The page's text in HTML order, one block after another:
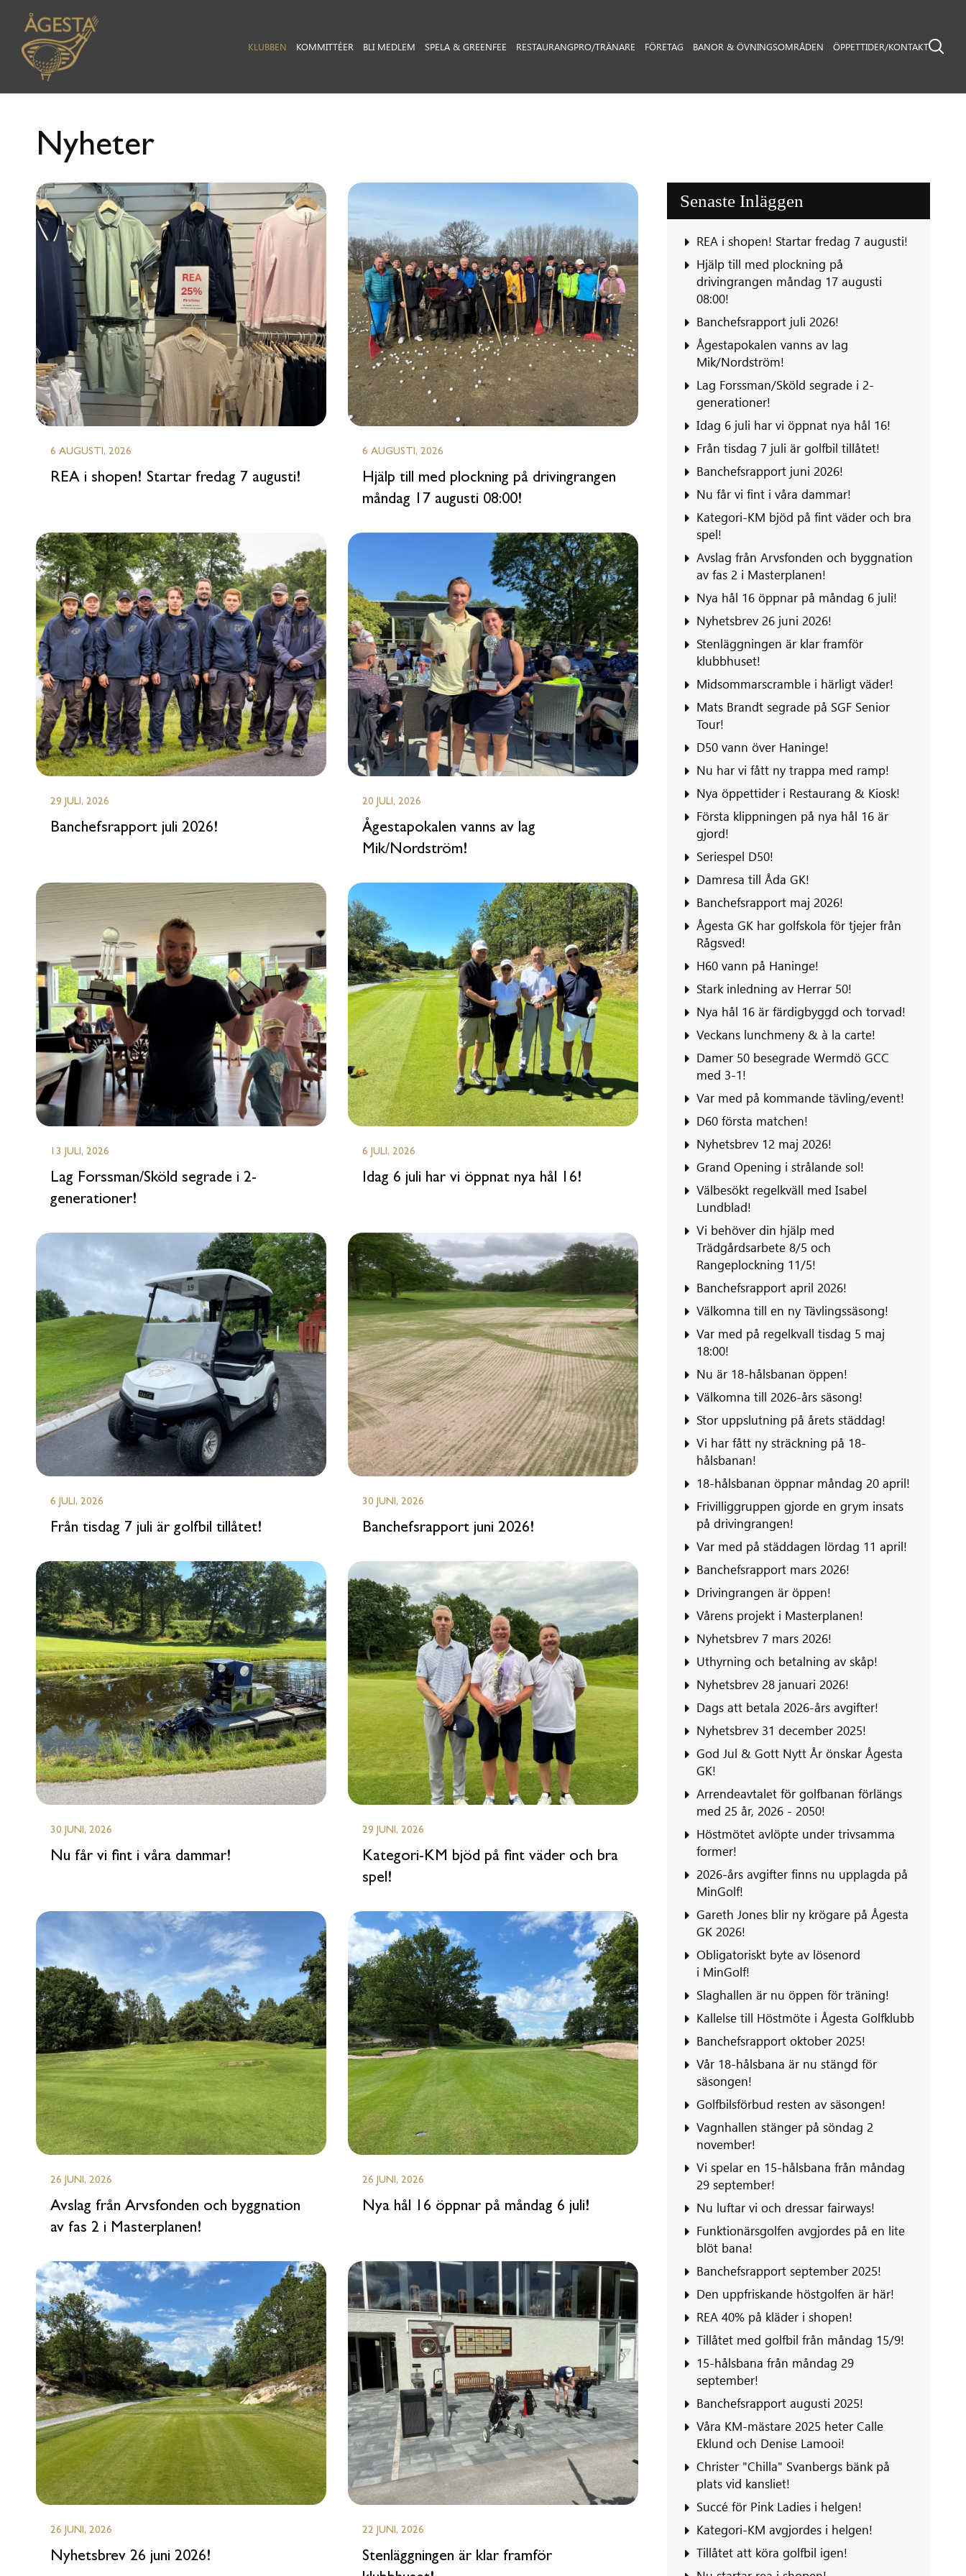
KLUBBEN KOMMITTÉER BLI MEDLEM SPELA & GREENFEE RESTAURANGPRO/TRÄNARE FÖRETAG BANOR & ÖVNINGSOMRÅDEN ÖPPETTIDER/KONTAKT
Nyheter
6 AUGUSTI, 2026
REA i shopen! Startar fredag 7 augusti!
6 AUGUSTI, 2026
‍Hjälp till med plockning på drivingrangen
måndag 17 augusti 08:00!
29 JULI, 2026
Banchefsrapport juli 2026!
20 JULI, 2026
Ågestapokalen vanns av lag
Mik/Nordström!
13 JULI, 2026
Lag Forssman/Sköld segrade i 2-
generationer!
6 JULI, 2026
Idag 6 juli har vi öppnat nya hål 16!
6 JULI, 2026
Från tisdag 7 juli är golfbil tillåtet!
30 JUNI, 2026
Banchefsrapport juni 2026!
30 JUNI, 2026
Nu får vi fint i våra dammar!
29 JUNI, 2026
Kategori-KM bjöd på fint väder och bra
spel!
26 JUNI, 2026
‍Avslag från Arvsfonden och byggnation
av fas 2 i Masterplanen!
26 JUNI, 2026
Nya hål 16 öppnar på måndag 6 juli!
26 JUNI, 2026
Nyhetsbrev 26 juni 2026!
22 JUNI, 2026
Stenläggningen är klar framför
Senaste Inläggen
REA i shopen! Startar fredag 7 augusti!
‍Hjälp till med plockning på
drivingrangen måndag 17 augusti
08:00!
Banchefsrapport juli 2026!
Ågestapokalen vanns av lag
Mik/Nordström!
Lag Forssman/Sköld segrade i 2-
generationer!
Idag 6 juli har vi öppnat nya hål 16!
Från tisdag 7 juli är golfbil tillåtet!
Banchefsrapport juni 2026!
Nu får vi fint i våra dammar!
Kategori-KM bjöd på fint väder och bra
spel!
‍Avslag från Arvsfonden och byggnation
av fas 2 i Masterplanen!
Nya hål 16 öppnar på måndag 6 juli!
Nyhetsbrev 26 juni 2026!
Stenläggningen är klar framför
klubbhuset!
Midsommarscramble i härligt väder!
Mats Brandt segrade på SGF Senior
Tour!
D50 vann över Haninge!
Nu har vi fått ny trappa med ramp!
Nya öppettider i Restaurang & Kiosk!
Första klippningen på nya hål 16 är
gjord!
Seriespel D50!
Damresa till Åda GK!
Banchefsrapport maj 2026!
Ågesta GK har golfskola för tjejer från
Rågsved!
H60 vann på Haninge!
Stark inledning av Herrar 50!
Nya hål 16 är färdigbyggd och torvad!
Veckans lunchmeny & à la carte!
Damer 50 besegrade Wermdö GCC
med 3-1!
Var med på kommande tävling/event!
D60 första matchen!
Nyhetsbrev 12 maj 2026!
Grand Opening i strålande sol!
Välbesökt regelkväll med Isabel
Lundblad!
Vi behöver din hjälp med
Trädgårdsarbete 8/5 och
Rangeplockning 11/5!
Banchefsrapport april 2026!
Välkomna till en ny Tävlingssäsong!
Var med på regelkvall tisdag 5 maj
18:00!
Nu är 18-hålsbanan öppen!
Välkomna till 2026-års säsong!
Stor uppslutning på årets städdag!
Vi har fått ny sträckning på 18-
hålsbanan!
18-hålsbanan öppnar måndag 20 april!
Frivilliggruppen gjorde en grym insats
på drivingrangen!
Var med på städdagen lördag 11 april!
Banchefsrapport mars 2026!
Drivingrangen är öppen!
Vårens projekt i Masterplanen!
Nyhetsbrev 7 mars 2026!
‍Uthyrning och betalning av skåp!
Nyhetsbrev 28 januari 2026!
Dags att betala 2026-års avgifter!
Nyhetsbrev 31 december 2025!
God Jul & Gott Nytt År önskar Ågesta
GK!
‍Arrendeavtalet för golfbanan förlängs
med 25 år, 2026 - 2050!
Höstmötet avlöpte under trivsamma
former!
2026-års avgifter finns nu upplagda på
MinGolf!
Gareth Jones blir ny krögare på Ågesta
GK 2026!
Obligatoriskt byte av lösenord
i MinGolf!
Slaghallen är nu öppen för träning!
Kallelse till Höstmöte i Ågesta Golfklubb
Banchefsrapport oktober 2025!
Vår 18-hålsbana är nu stängd för
säsongen!
Golfbilsförbud resten av säsongen!
Vagnhallen stänger på söndag 2
november!
Vi spelar en 15-hålsbana från måndag
29 september!
Nu luftar vi och dressar fairways!
Funktionärsgolfen avgjordes på en lite
blöt bana!
Banchefsrapport september 2025!
Den uppfriskande höstgolfen är här!
REA 40% på kläder i shopen!
Tillåtet med golfbil från måndag 15/9!
15-hålsbana från måndag 29
september!
Banchefsrapport augusti 2025!
Våra KM-mästare 2025 heter Calle
Eklund och Denise Lamooi!
Christer "Chilla" Svanbergs bänk på
plats vid kansliet!
Succé för Pink Ladies i helgen!
Kategori-KM avgjordes i helgen!
Tillåtet att köra golfbil igen!